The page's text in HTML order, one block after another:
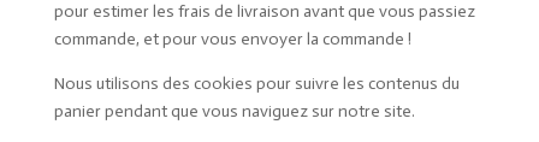
pour estimer les frais de livraison avant que vous passiez
commande, et pour vous envoyer la commande !
Nous utilisons des cookies pour suivre les contenus du
panier pendant que vous naviguez sur notre site.